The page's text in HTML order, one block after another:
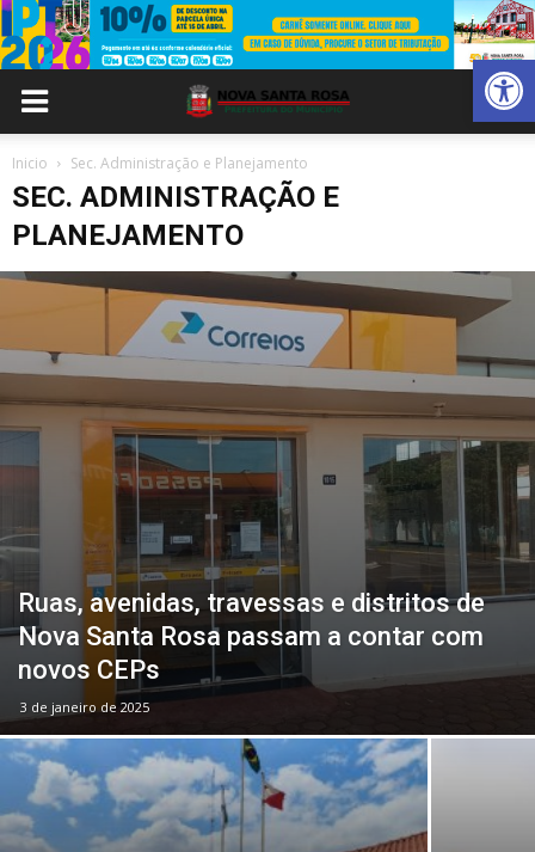
Abrir
Inicio Sec. Administração e Planejamento
SEC. ADMINISTRAÇÃO E
PLANEJAMENTO
Ruas, avenidas, travessas e distritos de
Nova Santa Rosa passam a contar com
novos CEPs
3 de janeiro de 2025